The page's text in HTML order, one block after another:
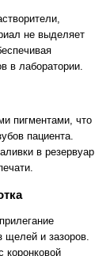
не выделяет
в лаборатории.
пигментами, что
пациента.
в резервуар
щелей и зазоров.
коронковой